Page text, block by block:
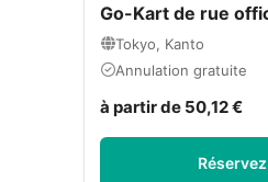
Go-Kart de rue
Tokyo, Kanto
Annulation gratuite
à partir de 50,12 €